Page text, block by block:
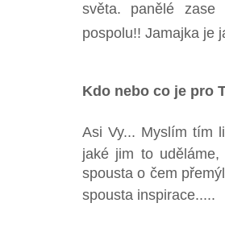
světa. panělé
pospolu!! Jamajka je
Kdo nebo co je pro
Asi Vy... Myslím tím
jaké jim to
spousta o čem
spousta inspirace.....